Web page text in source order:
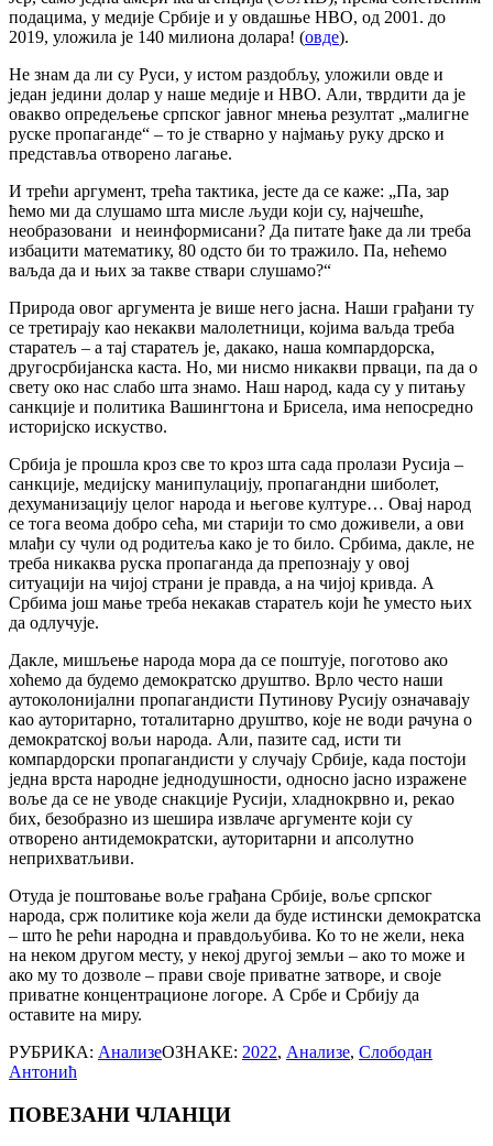
подацима, у медије Србије и у овдашње НВО, од 2001. до
2019, уложила је 140 милиона долара! (овде).
Не знам да ли су Руси, у истом раздобљу, уложили овде и
један једини долар у наше медије и НВО. Али, тврдити да је
овакво опредељење српског јавног мнења резултат „малигне
руске пропаганде“ – то је стварно у најмању руку дрско и
представља отворено лагање.
И трећи аргумент, трећа тактика, јесте да се каже: „Па, зар
ћемо ми да слушамо шта мисле људи који су, најчешће,
необразовани и неинформисани? Да питате ђаке да ли треба
избацити математику, 80 одсто би то тражило. Па, нећемо
ваљда да и њих за такве ствари слушамо?“
Природа овог аргумента је више него јасна. Наши грађани ту
се третирају као некакви малолетници, којима ваљда треба
старатељ – а тај старатељ је, дакако, наша компардорска,
другосрбијанска каста. Но, ми нисмо никакви прваци, па да о
свету око нас слабо шта знамо. Наш народ, када су у питању
санкције и политика Вашингтона и Брисела, има непосредно
историјско искуство.
Србија је прошла кроз све то кроз шта сада пролази Русија –
санкције, медијску манипулацију, пропагандни шиболет,
дехуманизацију целог народа и његове културе… Овај народ
се тога веома добро сећа, ми старији то смо доживели, а ови
млађи су чули од родитеља како је то било. Србима, дакле, не
треба никаква руска пропаганда да препознају у овој
ситуацији на чијој страни је правда, а на чијој кривда. А
Србима још мање треба некакав старатељ који ће уместо њих
да одлучује.
Дакле, мишљење народа мора да се поштује, поготово ако
хоћемо да будемо демократско друштво. Врло често наши
аутоколонијални пропагандисти Путинову Русију означавају
као ауторитарно, тоталитарно друштво, које не води рачуна о
демократској вољи народа. Али, пазите сад, исти ти
компардорски пропагандисти у случају Србије, када постоји
једна врста народне једнодушности, односно јасно изражене
воље да се не уводе снакције Русији, хладнокрвно и, рекао
бих, безобразно из шешира извлаче аргументе који су
отворено антидемократски, ауторитарни и апсолутно
неприхватљиви.
Отуда је поштовање воље грађана Србије, воље српског
народа, срж политике која жели да буде истински демократска
– што ће рећи народна и правдољубива. Ко то не жели, нека
на неком другом месту, у некој другој земљи – ако то може и
ако му то дозволе – прави своје приватне затворе, и своје
приватне концентрационе логоре. А Србе и Србију да
оставите на миру.
РУБРИКА: АнализеОЗНАКЕ: 2022, Анализе, Слободан
Антонић
ПОВЕЗАНИ ЧЛАНЦИ